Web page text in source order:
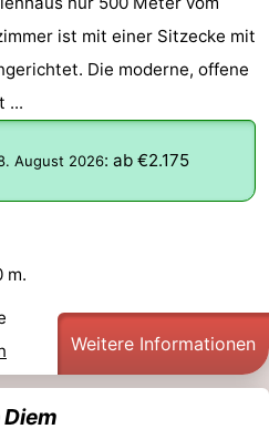
ist mit einer Sitzecke mit
Die moderne, offene
...
August 2026: ab €2.175
m.
Weitere Informationen